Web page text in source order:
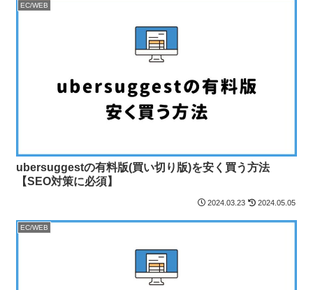
EC/WEB
ubersuggestの有料版(買い切り版)を安く買う方法
【SEO対策に必須】
2024.03.23 2024.05.05
EC/WEB